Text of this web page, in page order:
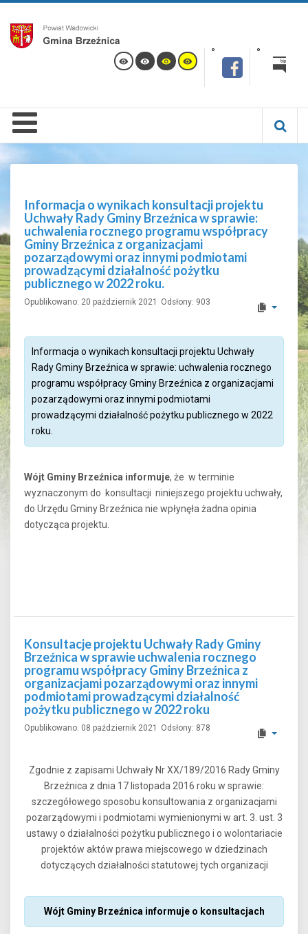
Informacja o wynikach konsultacji projektu
Uchwały Rady Gminy Brzeźnica w sprawie:
uchwalenia rocznego programu współpracy
Gminy Brzeźnica z organizacjami
pozarządowymi oraz innymi podmiotami
prowadzącymi działalność pożytku
publicznego w 2022 roku.
Opublikowano: 20 październik 2021 Odsłony: 903
Informacja o wynikach konsultacji projektu Uchwały
Rady Gminy Brzeźnica w sprawie: uchwalenia rocznego
programu współpracy Gminy Brzeźnica z organizacjami
pozarządowymi oraz innymi podmiotami
prowadzącymi działalność pożytku publicznego w 2022
roku.
Wójt Gminy Brzeźnica informuje, że w terminie
wyznaczonym do konsultacji niniejszego projektu uchwały,
do Urzędu Gminy Brzeźnica nie wpłynęła żadna opinia
dotycząca projektu.
Konsultacje projektu Uchwały Rady Gminy
Brzeźnica w sprawie uchwalenia rocznego
programu współpracy Gminy Brzeźnica z
organizacjami pozarządowymi oraz innymi
podmiotami prowadzącymi działalność
pożytku publicznego w 2022 roku
Opublikowano: 08 październik 2021 Odsłony: 878
Zgodnie z zapisami Uchwały Nr XX/189/2016 Rady Gminy
Brzeźnica z dnia 17 listopada 2016 roku w sprawie:
szczegółowego sposobu konsultowania z organizacjami
pozarządowymi i podmiotami wymienionymi w art. 3. ust. 3
ustawy o działalności pożytku publicznego i o wolontariacie
projektów aktów prawa miejscowego w dziedzinach
dotyczących działalności statutowej tych organizacji
Wójt Gminy Brzeźnica informuje o konsultacjach